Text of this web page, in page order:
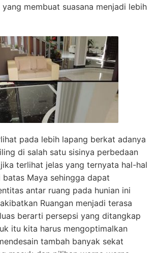
membuat suasana menjadi lebih
pada lebih lapang berkat adanya
di salah satu sisinya perbedaan
terlihat jelas yang ternyata hal-hal
Maya sehingga dapat
antar ruang pada hunian ini
Ruangan menjadi terasa
berarti persepsi yang ditangkap
itu kita harus mengoptimalkan
tambah banyak sekat